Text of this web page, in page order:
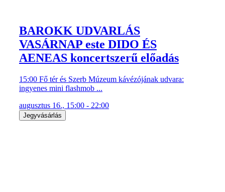
BAROKK UDVARLÁS
VASÁRNAP este DIDO ÉS
AENEAS koncertszerű előadás
15:00 Fő tér és Szerb Múzeum kávézójának udvara:
ingyenes mini flashmob ...
augusztus 16., 15:00 - 22:00
Jegyvásárlás